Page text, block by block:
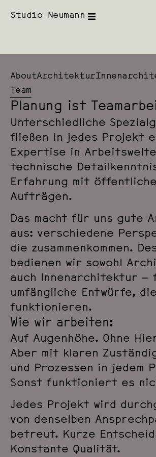
Studio Neumann
AboutArchitektur
Team
Planung ist
Unterschiedliche
fließen in jedes Projekt
Expertise in
technische
Erfahrung mit
Aufträgen.
Das macht für uns gute
aus: verschiedene
die zusammen­kommen.
bedienen wir sowohl
auch Innen­archi­tektur
umfängliche Entwürfe, die
funktionieren.
Wie wir arbeiten:
Auf Augenhöhe. Ohne
Aber mit klaren
und Prozessen in jedem
Sonst funktioniert es
Jedes Projekt wird
von denselben
betreut. Kurze
Konstante Qualität.